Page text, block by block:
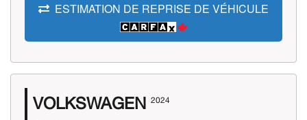
ESTIMATION DE REPRISE DE VÉHICULE
VOLKSWAGEN 2024